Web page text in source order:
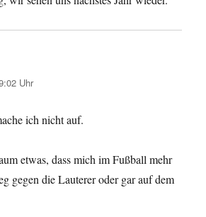
Uhr
ich nicht auf.
etwas, dass mich im Fußball mehr
gegen die Lauterer oder gar auf dem